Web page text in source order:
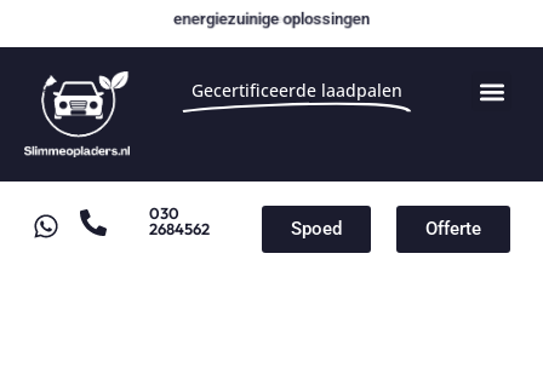
energiezuinige oplossingen
Gecertificeerde laadpalen
030
2684562
Spoed Offerte